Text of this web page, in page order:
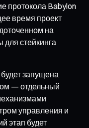
протокола Babylon
время проект
на
для стейкинга
запущена
— отдельный
управления и
этап будет